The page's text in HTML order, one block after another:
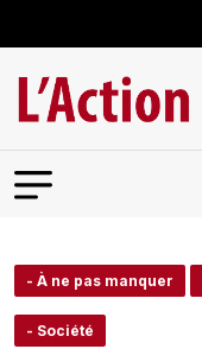
- À ne pas manquer
- Société